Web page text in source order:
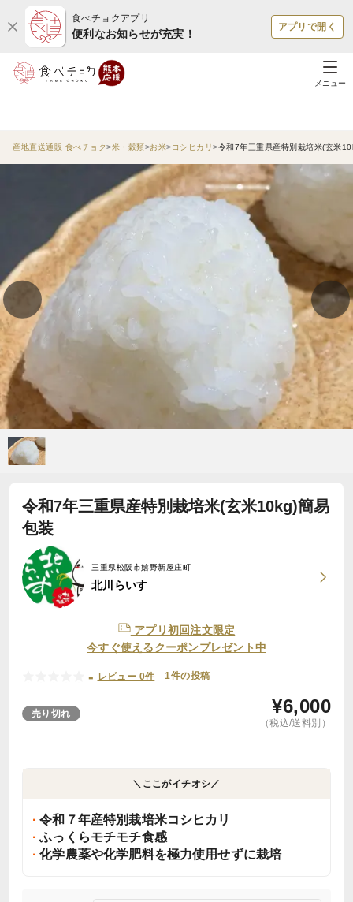
食べチョクアプリ
便利なお知らせが充実！
アプリで開く
メニュー
産地直送通販 食べチョク 米・穀類 お米 コシヒカリ 令和7年三重県産特別栽培米(玄米
令和7年三重県産特別栽培米(玄米10kg)簡易
包装
三重県松阪市嬉野新屋庄町
北川らいす
アプリ初回注文限定
今すぐ使えるクーポンプレゼント中
- レビュー 0件 1件の投稿
売り切れ ¥6,000
（税込/送料別）
＼ここがイチオシ／
令和７年産特別栽培米コシヒカリ
ふっくらモチモチ食感
化学農薬や化学肥料を極力使用せずに栽培